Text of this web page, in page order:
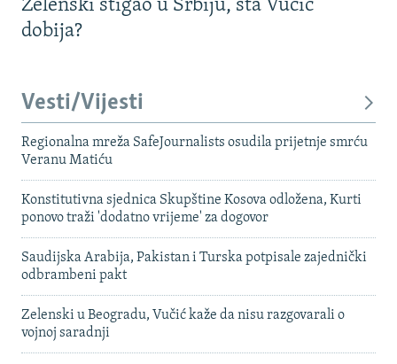
Zelenski stigao u Srbiju, šta Vučić
dobija?
Vesti/Vijesti
Regionalna mreža SafeJournalists osudila prijetnje smrću
Veranu Matiću
Konstitutivna sjednica Skupštine Kosova odložena, Kurti
ponovo traži 'dodatno vrijeme' za dogovor
Saudijska Arabija, Pakistan i Turska potpisale zajednički
odbrambeni pakt
Zelenski u Beogradu, Vučić kaže da nisu razgovarali o
vojnoj saradnji